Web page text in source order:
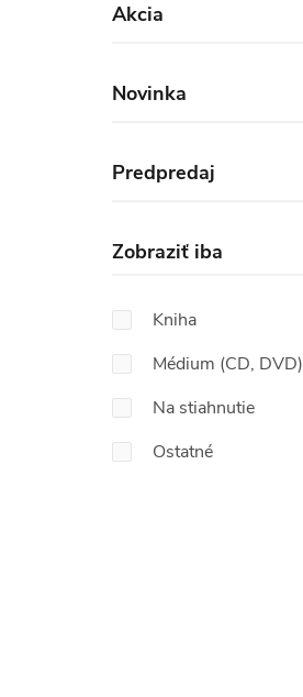
Akcia
Novinka
Predpredaj
Zobraziť iba
Kniha
Médium (CD, DVD)
Na stiahnutie
Ostatné